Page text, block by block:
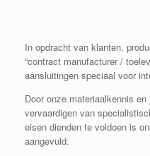
In opdracht van klanten,
“contract manufacturer /
aansluitingen speciaal voor
Door onze materiaalkennis
vervaardigen van
eisen dienden te voldoen is
aangevuld.